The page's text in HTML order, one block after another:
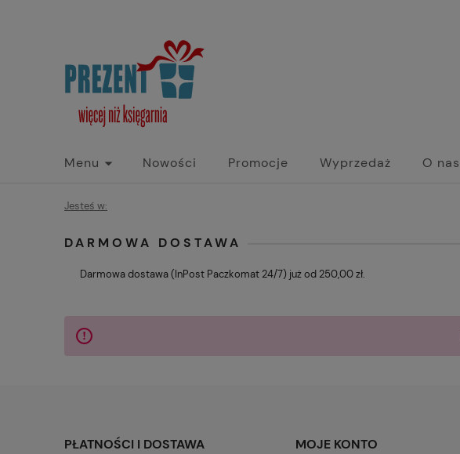
Menu Nowości Promocje Wyprzedaż O nas
Jesteś w:
DARMOWA DOSTAWA
Darmowa dostawa (InPost Paczkomat 24/7) już od 250,00 zł.
PŁATNOŚCI I DOSTAWA MOJE KONTO